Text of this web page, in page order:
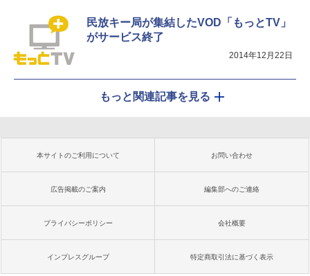
民放キー局が集結したVOD「もっとTV」
がサービス終了
2014年12月22日
もっと関連記事を見る
本サイトのご利用について お問い合わせ
広告掲載のご案内 編集部へのご連絡
プライバシーポリシー 会社概要
インプレスグループ 特定商取引法に基づく表示